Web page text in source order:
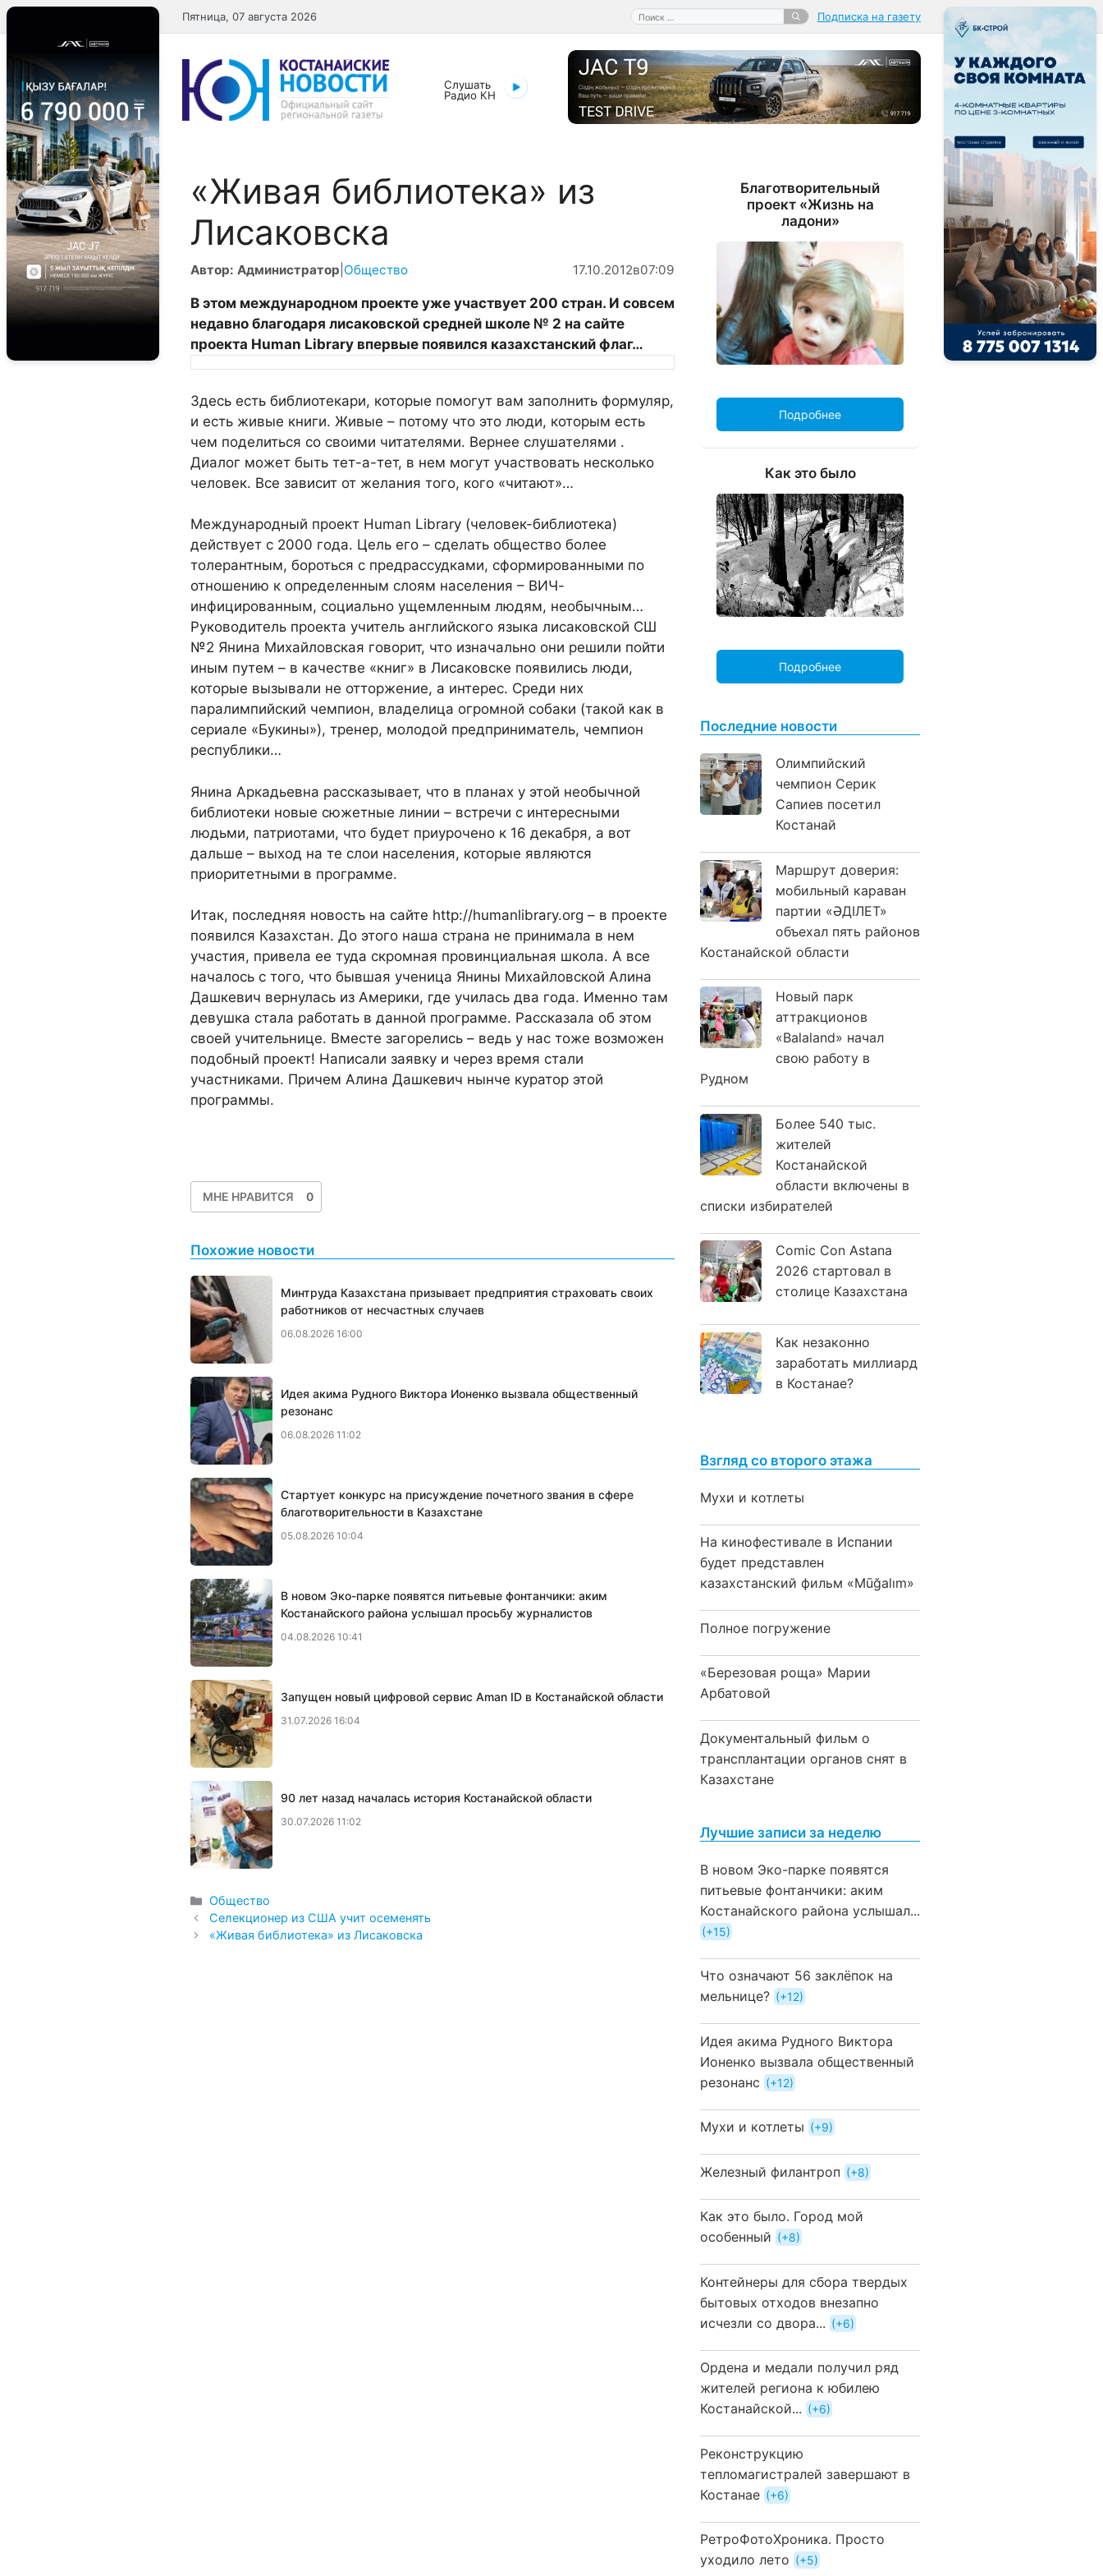
Перейти
к
содержимому
Поиск:
Пятница, 07 августа 2026 Подписка на газету
Слушать
Радио КН
«Живая библиотека» из
Лисаковска
Автор: Администратор Общество 17.10.2012в07:09
В этом международном проекте уже участвует 200 стран. И совсем
недавно благодаря лисаковской средней школе № 2 на сайте
проекта Human Library впервые появился казахстанский флаг…
Здесь есть библиотекари, которые помогут вам заполнить формуляр,
и есть живые книги. Живые – потому что это люди, которым есть
чем поделиться со своими читателями. Вернее слушателями .
Диалог может быть тет-а-тет, в нем могут участвовать несколько
человек. Все зависит от желания того, кого «читают»…
Международный проект Human Library (человек-библиотека)
действует с 2000 года. Цель его – сделать общество более
толерантным, бороться с предрассудками, сформированными по
отношению к определенным слоям населения – ВИЧ-
инфицированным, социально ущемленным людям, необычным…
Руководитель проекта учитель английского языка лисаковской СШ
№2 Янина Михайловская говорит, что изначально они решили пойти
иным путем – в качестве «книг» в Лисаковске появились люди,
которые вызывали не отторжение, а интерес. Среди них
паралимпийский чемпион, владелица огромной собаки (такой как в
сериале «Букины»), тренер, молодой предприниматель, чемпион
республики…
Янина Аркадьевна рассказывает, что в планах у этой необычной
библиотеки новые сюжетные линии – встречи с интересными
людьми, патриотами, что будет приурочено к 16 декабря, а вот
дальше – выход на те слои населения, которые являются
приоритетными в программе.
Итак, последняя новость на сайте http://humanlibrary.org – в проекте
появился Казахстан. До этого наша страна не принимала в нем
участия, привела ее туда скромная провинциальная школа. А все
началось с того, что бывшая ученица Янины Михайловской Алина
Дашкевич вернулась из Америки, где училась два года. Именно там
девушка стала работать в данной программе. Рассказала об этом
своей учительнице. Вместе загорелись – ведь у нас тоже возможен
подобный проект! Написали заявку и через время стали
участниками. Причем Алина Дашкевич нынче куратор этой
программы.
МНЕ НРАВИТСЯ 0
Похожие новости
Минтруда Казахстана призывает предприятия страховать своих
работников от несчастных случаев
06.08.2026 16:00
Идея акима Рудного Виктора Ионенко вызвала общественный
резонанс
06.08.2026 11:02
Стартует конкурс на присуждение почетного звания в сфере
благотворительности в Казахстане
05.08.2026 10:04
В новом Эко-парке появятся питьевые фонтанчики: аким
Костанайского района услышал просьбу журналистов
04.08.2026 10:41
Запущен новый цифровой сервис Aman ID в Костанайской области
31.07.2026 16:04
90 лет назад началась история Костанайской области
30.07.2026 11:02
Рубрики
Общество
Селекционер из США учит осеменять
«Живая библиотека» из Лисаковска
Благотворительный
проект «Жизнь на
ладони»
Подробнее
Как это было
Подробнее
Последние новости
Олимпийский
чемпион Серик
Сапиев посетил
Костанай
Маршрут доверия:
мобильный караван
партии «ӘДІЛЕТ»
объехал пять районов
Костанайской области
Новый парк
аттракционов
«Balaland» начал
свою работу в
Рудном
Более 540 тыс.
жителей
Костанайской
области включены в
списки избирателей
Comic Con Astana
2026 стартовал в
столице Казахстана
Как незаконно
заработать миллиард
в Костанае?
Взгляд со второго этажа
Мухи и котлеты
На кинофестивале в Испании
будет представлен
казахстанский фильм «Mūğalım»
Полное погружение
«Березовая роща» Марии
Арбатовой
Документальный фильм о
трансплантации органов снят в
Казахстане
Лучшие записи за неделю
В новом Эко-парке появятся
питьевые фонтанчики: аким
Костанайского района услышал...
+15
Что означают 56 заклёпок на
мельнице?
+12
Идея акима Рудного Виктора
Ионенко вызвала общественный
резонанс
+12
Мухи и котлеты +9
Железный филантроп +8
Как это было. Город мой
особенный
+8
Контейнеры для сбора твердых
бытовых отходов внезапно
исчезли со двора...
+6
Ордена и медали получил ряд
жителей региона к юбилею
Костанайской...
+6
Реконструкцию
тепломагистралей завершают в
Костанае
+6
РетроФотоХроника. Просто
уходило лето
+5